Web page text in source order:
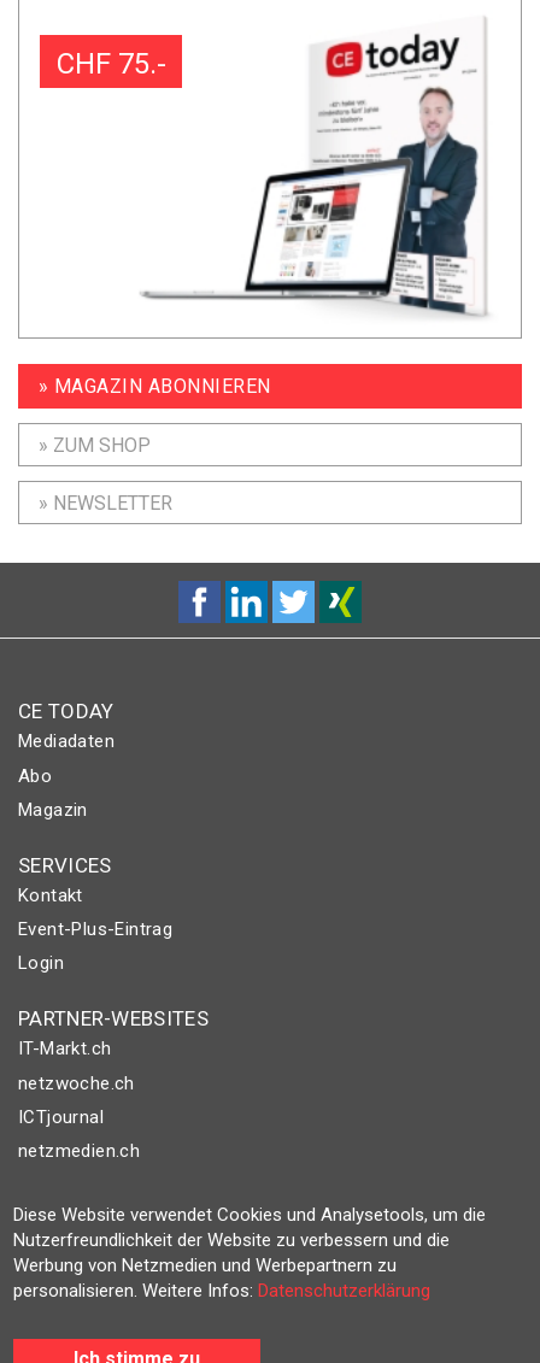
CHF 75.-
» MAGAZIN ABONNIEREN
» ZUM SHOP
» NEWSLETTER
CE TODAY
Mediadaten
Abo
Magazin
SERVICES
Kontakt
Event-Plus-Eintrag
Login
PARTNER-WEBSITES
IT-Markt.ch
netzwoche.ch
ICTjournal
netzmedien.ch
© NETZMEDIEN AG 2026
Impressum
AGB
Datenschutzerklärung
Diese Website verwendet Cookies und Analysetools, um die
Nutzerfreundlichkeit der Website zu verbessern und die
Werbung von Netzmedien und Werbepartnern zu
personalisieren. Weitere Infos:Datenschutzerklärung